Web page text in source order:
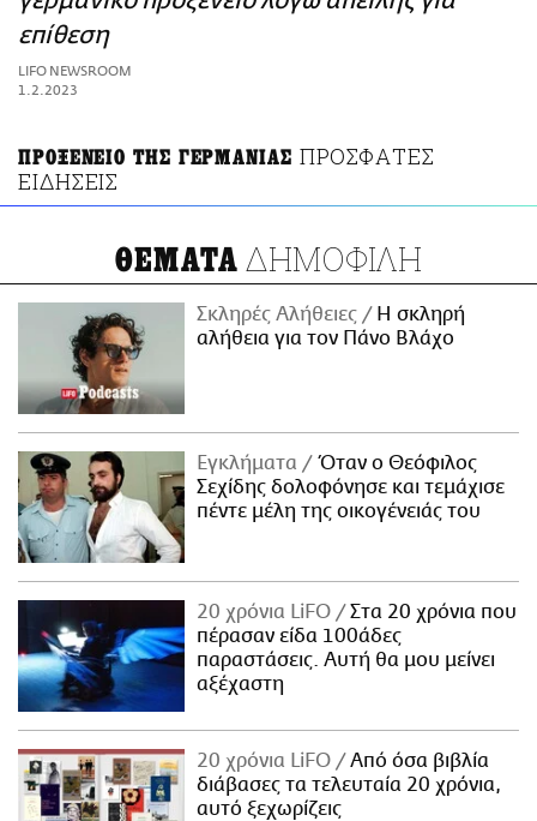
ΑΜΠΑ
PRINT
επίθεση
LIFO NEWSROOM
1.2.2023
ΠΡΟΞΕΝΕΙΟ ΤΗΣ ΓΕΡΜΑΝΙΑΣ ΠΡΟΣΦΑΤΕΣ
ΕΙΔΗΣΕΙΣ
ΘΕΜΑΤΑ ΔΗΜΟΦΙΛΗ
Σκληρές Αλήθειες
H σκληρή
αλήθεια για τον Πάνο Βλάχο
Εγκλήματα
Όταν ο Θεόφιλος
Σεχίδης δολοφόνησε και τεμάχισε
πέντε μέλη της οικογένειάς του
20 χρόνια LiFO
Στα 20 χρόνια που
πέρασαν είδα 100άδες
παραστάσεις. Αυτή θα μου μείνει
αξέχαστη
20 χρόνια LiFO
Από όσα βιβλία
διάβασες τα τελευταία 20 χρόνια,
αυτό ξεχωρίζεις